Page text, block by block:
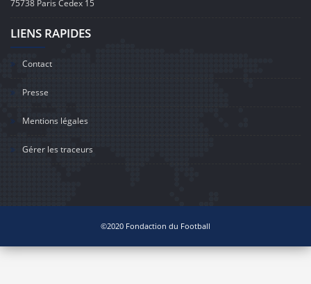
75738 Paris Cedex 15
LIENS RAPIDES
Contact
Presse
Mentions légales
Gérer les traceurs
©2020 Fondaction du Football